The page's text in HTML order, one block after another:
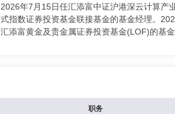
2026年7月15日任汇添富中证沪港深云计算产
式指数证券投资基金联接基金的基金经理。
汇添富黄金及贵金属证券投资基金(LOF)的基
职务